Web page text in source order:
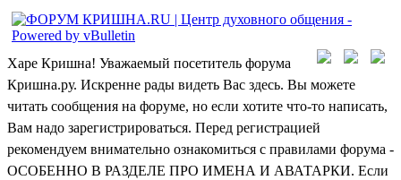
Харе Кришна! Уважаемый посетитель форума
Кришна.ру. Искренне рады видеть Вас здесь. Вы можете
читать сообщения на форуме, но если хотите что-то написать,
Вам надо зарегистрироваться. Перед регистрацией
рекомендуем внимательно ознакомиться с правилами форума -
ОСОБЕННО В РАЗДЕЛЕ ПРО ИМЕНА И АВАТАРКИ. Если